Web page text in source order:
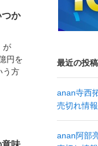
か
が
円を
う方
最近の投稿
anan寺西
売切れ情
anan阿部